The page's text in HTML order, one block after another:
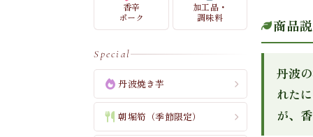
香辛
ポーク
加工品・
調味料
Special
丹波焼き芋
朝堀筍（季節限定）
商品
丹波
れた
が、